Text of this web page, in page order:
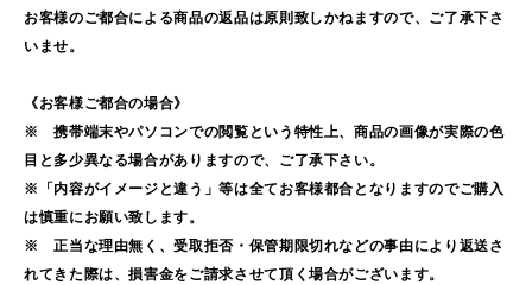
お客様のご都合による商品の返品は原則致しかねますので、ご了承下さ
いませ。
《お客様ご都合の場合》
※ 携帯端末やパソコンでの閲覧という特性上、商品の画像が実際の色
目と多少異なる場合がありますので、ご了承下さい。
※「内容がイメージと違う」等は全てお客様都合となりますのでご購入
は慎重にお願い致します。
※ 正当な理由無く、受取拒否・保管期限切れなどの事由により返送さ
れてきた際は、損害金をご請求させて頂く場合がございます。